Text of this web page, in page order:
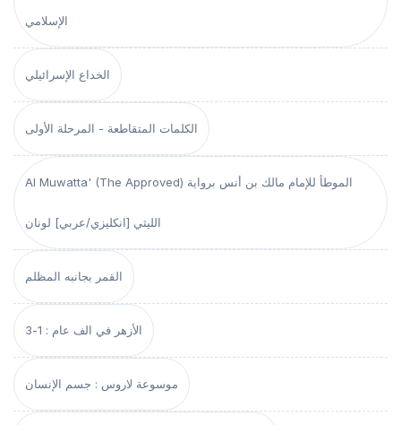
الإسلامي
الخداع الإسرائيلي
الكلمات المتقاطعة - المرحلة الأولى
Al Muwatta' (The Approved) الموطأ للإمام مالك بن أنس برواية
الليثي [انكليزي/عربي] لونان
القمر بجانبه المظلم
الأزهر في الف عام : 1-3
موسوعة لاروس : جسم الإنسان